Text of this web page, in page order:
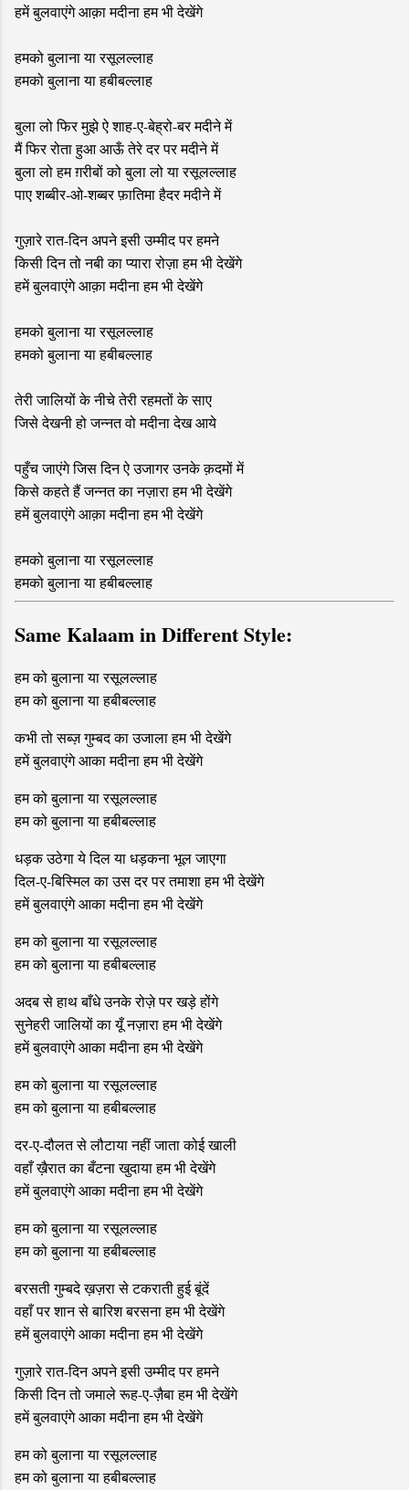
हमें बुलवाएंगे आक़ा मदीना हम भी देखेंगे
हमको बुलाना या रसूलल्लाह
हमको बुलाना या हबीबल्लाह
बुला लो फिर मुझे ऐ शाह-ए-बेह्रो-बर मदीने में
मैं फिर रोता हुआ आऊँ तेरे दर पर मदीने में
बुला लो हम ग़रीबों को बुला लो या रसूलल्लाह
पाए शब्बीर-ओ-शब्बर फ़ातिमा हैदर मदीने में
गुज़ारे रात-दिन अपने इसी उम्मीद पर हमने
किसी दिन तो नबी का प्यारा रोज़ा हम भी देखेंगे
हमें बुलवाएंगे आक़ा मदीना हम भी देखेंगे
हमको बुलाना या रसूलल्लाह
हमको बुलाना या हबीबल्लाह
तेरी जालियों के नीचे तेरी रहमतों के साए
जिसे देखनी हो जन्नत वो मदीना देख आये
पहुँच जाएंगे जिस दिन ऐ उजागर उनके क़दमों में
किसे कहते हैं जन्नत का नज़ारा हम भी देखेंगे
हमें बुलवाएंगे आक़ा मदीना हम भी देखेंगे
हमको बुलाना या रसूलल्लाह
हमको बुलाना या हबीबल्लाह
Same Kalaam in Different Style:
हम को बुलाना या रसूलल्लाह
हम को बुलाना या हबीबल्लाह
कभी तो सब्ज़ गुम्बद का उजाला हम भी देखेंगे
हमें बुलवाएंगे आका मदीना हम भी देखेंगे
हम को बुलाना या रसूलल्लाह
हम को बुलाना या हबीबल्लाह
धड़क उठेगा ये दिल या धड़कना भूल जाएगा
दिल-ए-बिस्मिल का उस दर पर तमाशा हम भी देखेंगे
हमें बुलवाएंगे आका मदीना हम भी देखेंगे
हम को बुलाना या रसूलल्लाह
हम को बुलाना या हबीबल्लाह
अदब से हाथ बाँधे उनके रोज़े पर खड़े होंगे
सुनेहरी जालियों का यूँ नज़ारा हम भी देखेंगे
हमें बुलवाएंगे आका मदीना हम भी देखेंगे
हम को बुलाना या रसूलल्लाह
हम को बुलाना या हबीबल्लाह
दर-ए-दौलत से लौटाया नहीं जाता कोई खाली
वहाँ ख़ैरात का बँटना खुदाया हम भी देखेंगे
हमें बुलवाएंगे आका मदीना हम भी देखेंगे
हम को बुलाना या रसूलल्लाह
हम को बुलाना या हबीबल्लाह
बरसती गुम्बदे ख़ज़रा से टकराती हुई बूंदें
वहाँ पर शान से बारिश बरसना हम भी देखेंगे
हमें बुलवाएंगे आका मदीना हम भी देखेंगे
गुज़ारे रात-दिन अपने इसी उम्मीद पर हमने
किसी दिन तो जमाले रूह-ए-ज़ैबा हम भी देखेंगे
हमें बुलवाएंगे आका मदीना हम भी देखेंगे
हम को बुलाना या रसूलल्लाह
हम को बुलाना या हबीबल्लाह